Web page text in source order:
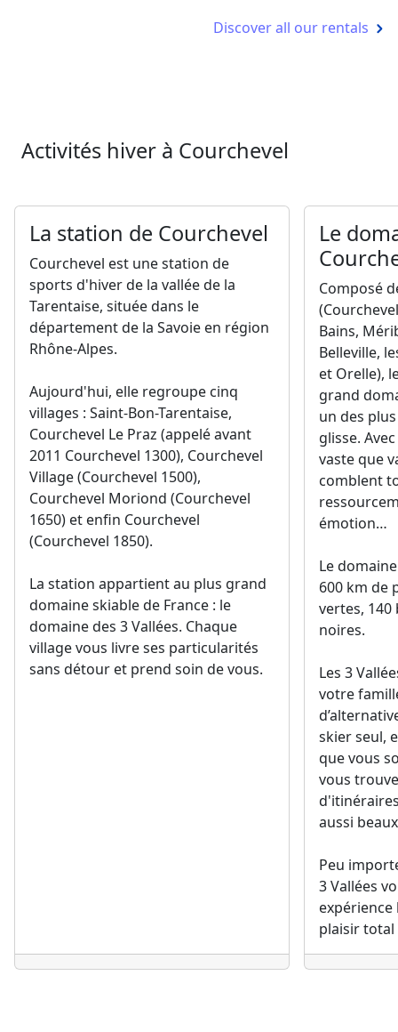
Discover all our rentals
Activités hiver à Courchevel
La station de Courchevel
Courchevel est une station de
sports d'hiver de la vallée de la
Tarentaise, située dans le
département de la Savoie en région
Rhône-Alpes.
Aujourd'hui, elle regroupe cinq
villages : Saint-Bon-Tarentaise,
Courchevel Le Praz (appelé avant
2011 Courchevel 1300), Courchevel
Village (Courchevel 1500),
Courchevel Moriond (Courchevel
1650) et enfin Courchevel
(Courchevel 1850).
La station appartient au plus grand
domaine skiable de France : le
domaine des 3 Vallées. Chaque
village vous livre ses particularités
sans détour et prend soin de vous.
Le
Composé
Bains,
Belleville,
et Orelle),
grand
un des
glisse.
vaste que
comblent
émotion…
Le
600 km de
vertes, 140
noires.
Les 3
votre
skier seul,
que vous
vous
aussi
Peu
3 Vallées
plaisir total